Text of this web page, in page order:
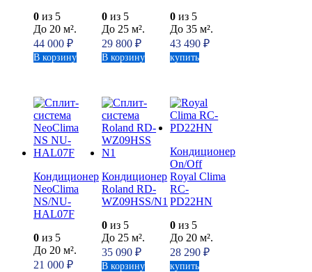
0 из 5
До 20 м².
44 000 ₽
В корзину
0 из 5
До 25 м².
29 800₽
В корзину
0 из 5
До 35 м².
43 490₽
купить
Кондиционер
NeoClima
NS/NU-
HAL07F
0 из 5
До 20 м².
21 000 ₽
Кондиционер
Roland RD-
WZ09HSS/N1
0 из 5
До 25 м².
35 090₽
В корзину
Кондиционер
On/Off
Royal Clima
RC-
PD22HN
0 из 5
До 20 м².
28 290₽
купить